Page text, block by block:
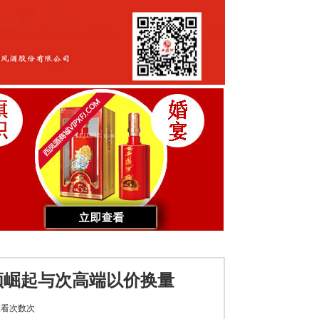
起与次高端以价换量
次数次